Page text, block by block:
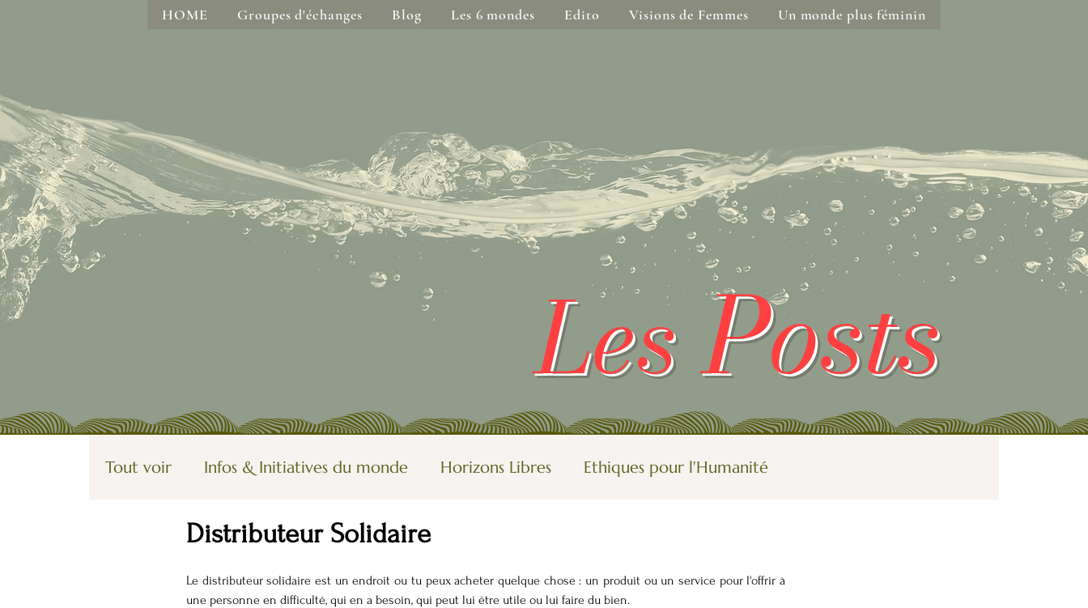
HOME Groupes d'échanges Blog Les 6 mondes Edito Visions de Femmes Un monde plus féminin
LesPosts
Tout voir Infos & Initiatives du monde Horizons Libres Ethiques pour l'Humanité
Vagabondages Utopies, fictions, rêves
Organisation Participative le-blog Visions de femmes Rendre le monde plus féminin
Distributeur Solidaire
Le distributeur solidaire est un endroit ou tu peux acheter quelque chose : un produit ou un service pour l'offrir à
une personne en difficulté, qui en a besoin, qui peut lui être utile ou lui faire du bien.